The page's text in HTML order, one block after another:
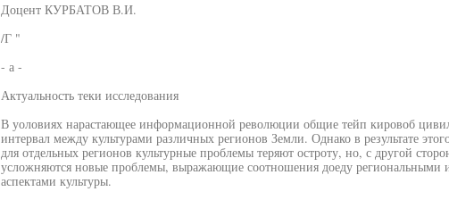
Доцент КУРБАТОВ В.И.
/Г "
- а -
Актуальность теки исследования
В уоловиях нарастающее информационной революции общие тейп кировоб
интервал между культурами различных регионов Земли. Однако в результате
для отдельных регионов культурные проблемы теряют остроту, но, с другой
усложняются новые проблемы, выражающие соотношения доеду региональными
аспектами культуры.